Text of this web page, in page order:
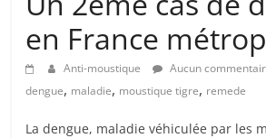
en France
Anti-moustique Aucun
dengue, maladie, moustique tigre, remede
La dengue, maladie véhiculée par les